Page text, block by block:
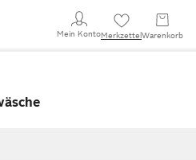
Mein KontoMerkzettel Warenkorb